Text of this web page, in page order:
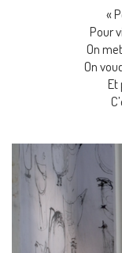
«
Pour
On
On
Et